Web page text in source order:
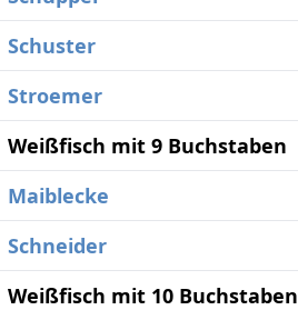
Schuster
Stroemer
Weißfisch mit 9 Buchstaben
Maiblecke
Schneider
Weißfisch mit 10 Buchstaben